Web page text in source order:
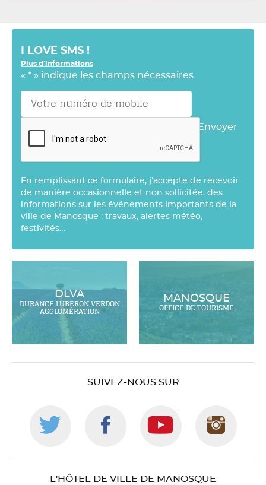
I LOVE SMS !
Plus d'informations
« * » indique les champs nécessaires
Envoyer
En remplissant ce formulaire, j’accepte de recevoir
de manière occasionnelle et non sollicitée, des
informations sur les événements importants de la
ville de Manosque : travaux, alertes météo,
festivités…
DLVA
DURANCE LUBERON VERDON
AGGLOMÉRATION
MANOSQUE
OFFICE DE TOURISME
SUIVEZ-NOUS SUR
Suivez-
nous
Suivez-
nous
Suivez-
nous
L'HÔTEL DE VILLE DE MANOSQUE